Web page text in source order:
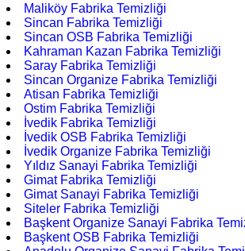
Maliköy Fabrika Temizliği
Sincan Fabrika Temizliği
Sincan OSB Fabrika Temizliği
Kahraman Kazan Fabrika Temizliği
Saray Fabrika Temizliği
Sincan Organize Fabrika Temizliği
Atisan Fabrika Temizliği
Ostim Fabrika Temizliği
İvedik Fabrika Temizliği
İvedik OSB Fabrika Temizliği
İvedik Organize Fabrika Temizliği
Yıldız Sanayi Fabrika Temizliği
Gimat Fabrika Temizliği
Gimat Sanayi Fabrika Temizliği
Siteler Fabrika Temizliği
Başkent Organize Sanayi Fabrika
Başkent OSB Fabrika Temizliği